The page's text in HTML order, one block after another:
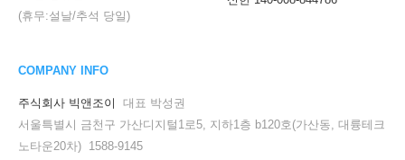
(휴무:설날/추석 당일)
COMPANY INFO
주식회사 빅앤조이
대표 박성권
서울특별시 금천구 가산디지털1로5, 지하1층 b120호(가산동, 대륭테크
노타운20차) 1588-9145